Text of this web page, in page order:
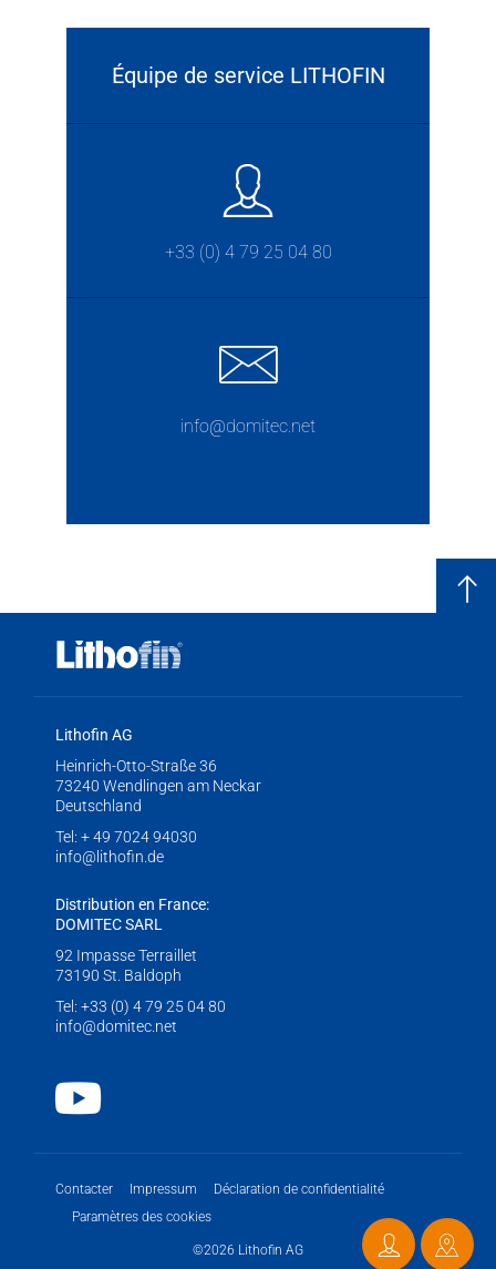
Équipe de service LITHOFIN
+33 (0) 4 79 25 04 80
info@domitec.net
Contacter
Lithofin AG
Heinrich-Otto-Straße 36
73240 Wendlingen am Neckar
Deutschland
Tel: + 49 7024 94030
info@lithofin.de
Distribution en France:
DOMITEC SARL
92 Impasse Terraillet
73190 St. Baldoph
Tel: +33 (0) 4 79 25 04 80
info@domitec.net
Youtube
Contacter Impressum
Déclaration de confidentialité
Paramètres des cookies
©2026 Lithofin AG